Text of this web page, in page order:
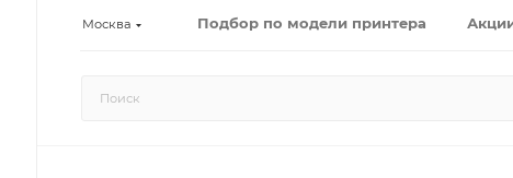
Москва Подбор по модели принтера